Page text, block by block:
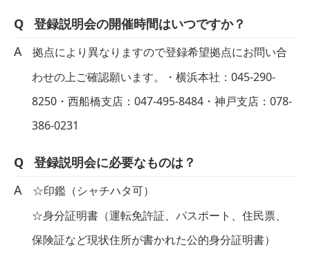
登録説明会の開催時間はいつですか？
拠点により異なりますので登録希望拠点にお問い合
わせの上ご確認願います。・横浜本社：045-290-
8250・西船橋支店：047-495-8484・神戸支店：078-
386-0231
登録説明会に必要なものは？
☆印鑑（シャチハタ可）
☆身分証明書（運転免許証、パスポート、住民票、
保険証など現状住所が書かれた公的身分証明書）